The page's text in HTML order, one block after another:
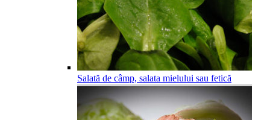
Salată de câmp, salata mielului sau fetică